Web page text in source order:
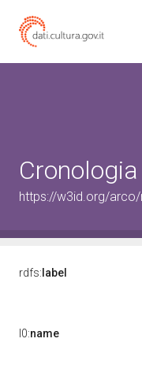
https://w3id.org/
rdfs: label
l0:name